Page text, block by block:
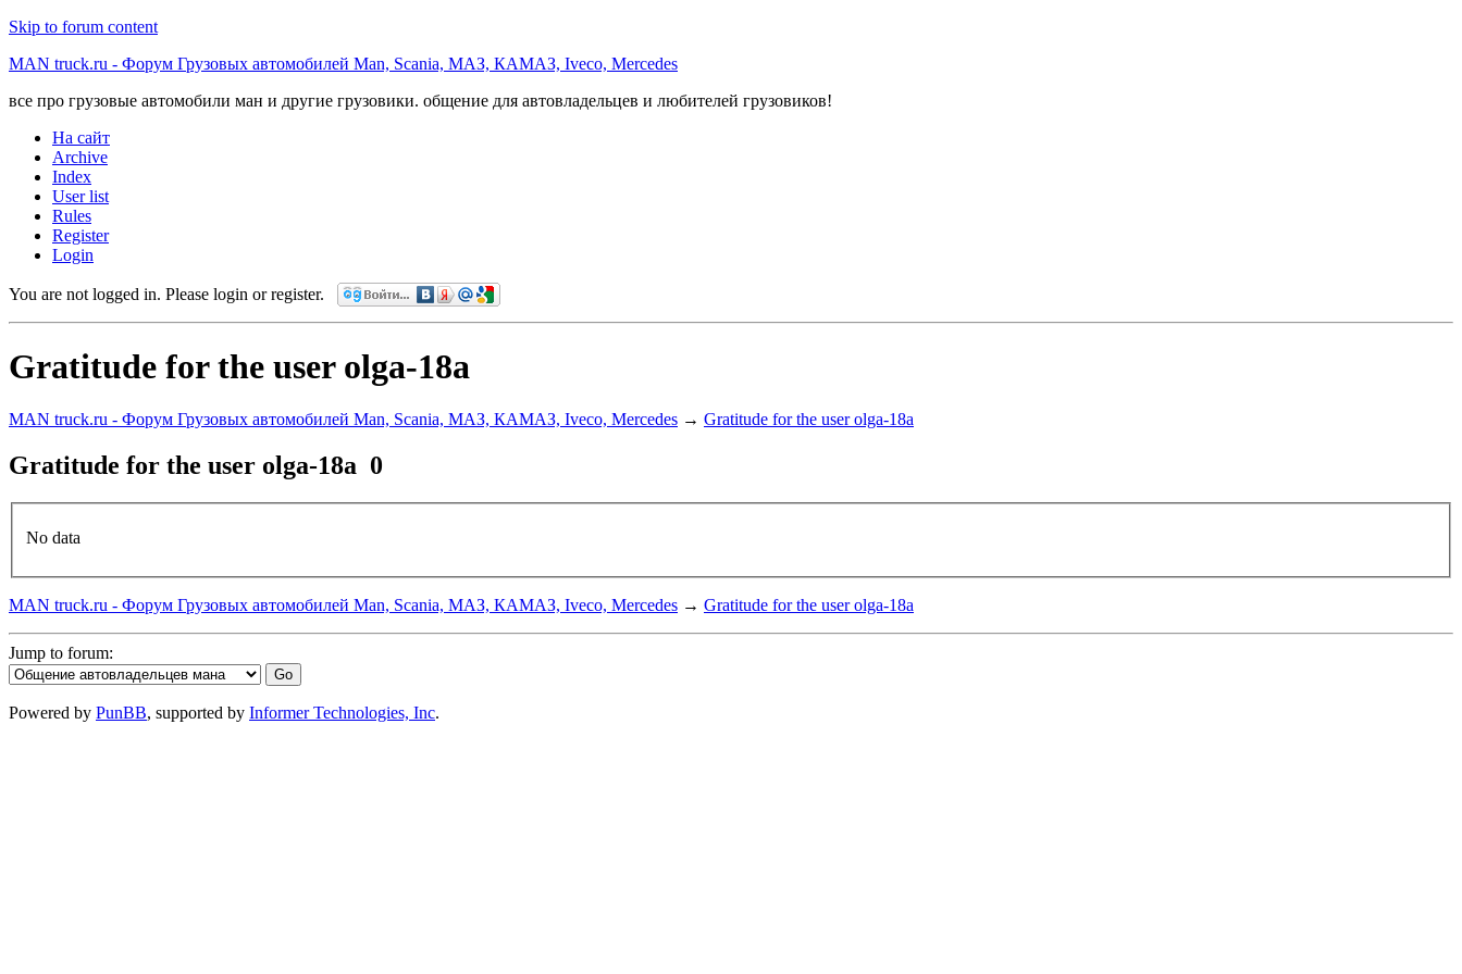
Skip to forum content
MAN truck.ru - Форум Грузовых автомобилей Man, Scania, МАЗ, КАМАЗ, Iveco, Mercedes
все про грузовые автомобили ман и другие грузовики. общение для автовладельцев и любителей грузовиков!
На сайт
Archive
Index
User list
Rules
Register
Login
You are not logged in. Please login or register.
Gratitude for the user olga-18a
MAN truck.ru - Форум Грузовых автомобилей Man, Scania, МАЗ, КАМАЗ, Iveco, Mercedes → Gratitude for the user olga-18a
Gratitude for the user olga-18a 0
No data
MAN truck.ru - Форум Грузовых автомобилей Man, Scania, МАЗ, КАМАЗ, Iveco, Mercedes → Gratitude for the user olga-18a
Jump to forum:
Powered by PunBB, supported by Informer Technologies, Inc.